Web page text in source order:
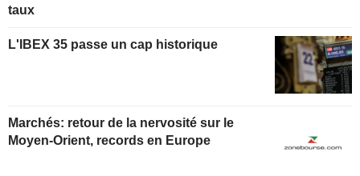
taux
L'IBEX 35 passe un cap historique
Marchés: retour de la nervosité sur le
Moyen-Orient, records en Europe